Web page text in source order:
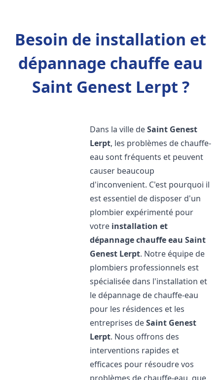
Besoin de installation et
dépannage chauffe eau
Saint Genest Lerpt ?
Dans la ville deSaint Genest
Lerpt, les problèmes de chauffe-
eau sont fréquents et peuvent
causer beaucoup
d'inconvenient. C'est pourquoi il
est essentiel de disposer d'un
plombier expérimenté pour
votre installation et
dépannage chauffe eau Saint
Genest Lerpt. Notre équipe de
plombiers professionnels est
spécialisée dans l'installation et
le dépannage de chauffe-eau
pour les résidences et les
entreprises deSaint Genest
Lerpt. Nous offrons des
interventions rapides et
efficaces pour résoudre vos